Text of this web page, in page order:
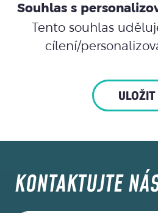
Souhlas s
Tento souhlas
cílení/
ULOŽIT
KONTAKTUJTE